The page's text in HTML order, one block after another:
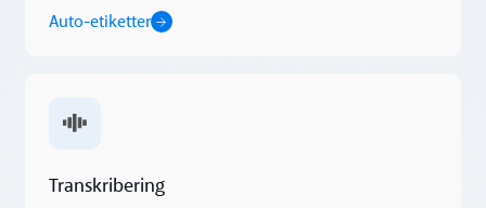
Auto-etiketter
Transkribering
Transkribering